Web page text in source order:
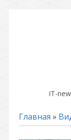
IT-
Главная »